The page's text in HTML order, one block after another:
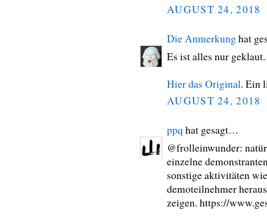
AUGUST 24, 2018
Die Anmerkunghat
Es ist alles nur geklaut.
Hier das Original. Ein
AUGUST 24, 2018
ppq hat gesagt…
@frolleinwunder:
einzelne
sonstige aktivitäten
demoteilnehmer
zeigen. https://